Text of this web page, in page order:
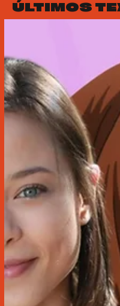
ÚLTIMOS